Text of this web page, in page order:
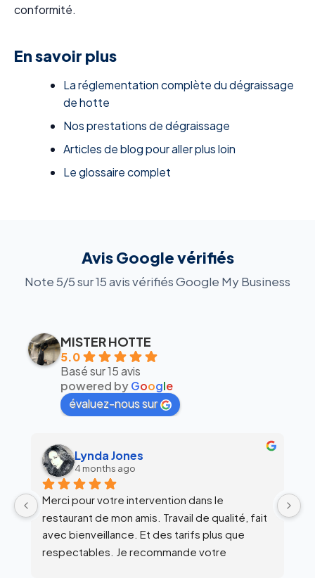
conformité.
En savoir plus
La réglementation complète du dégraissage
de hotte
Nos prestations de dégraissage
Articles de blog pour aller plus loin
Le glossaire complet
Avis Google vérifiés
Note 5/5 sur 15 avis vérifiés Google My Business
MISTER HOTTE
5.0
Basé sur 15 avis
powered byGoogle
évaluez-nous sur
Lynda Jones
4 months ago
Merci pour votre intervention dans le
restaurant de mon amis. Travail de qualité, fait
avec bienveillance. Et des tarifs plus que
respectables. Je recommande votre